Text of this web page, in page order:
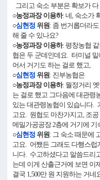
그리고 숙소 부분은 확보가
○농정과장 이용하: 네, 숙소가
○심현정 위원: 좀 번거롭더라
해 줄 수 있나요?
○농정과장 이용하: 평창농협
협은 두 군데인데요. 터미널
어서 거기도 하는 걸로 했고,
○심현정 위원: 진부농협은
○농정과장 이용하: 월정거리
는 걸로 했고 그다음에 대관령
있는 대관령농협이 있습니다.
고요. 원협도 마찬가지고, 조
메밀가공공장 2층에 거기에
○심현정 위원: 그 숙소 때문에
고요. 어쨌든 그래도 다행스럽
니다. 수고하셨다고 말씀드리
는데 이게 산출근거에 보면 이
결국 1,500만 원 지원하는 거네